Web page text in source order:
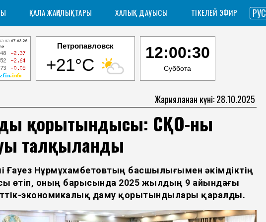
ҚАЛА ЖАҢАЛЫҚТАРЫ ХАЛЫҚ ДАУЫСЫ ТІКЕЛЕЙ ЭФИР РУС
Петропавловск
+21°C
12:00:31
Суббота
Жарияланған күні: 28.10.2025
қорытындысы: СҚО-ның
талқыланды
Ғауез Нұрмұхамбетовтың басшылығымен әкімдіктің
өтіп, оның барысында 2025 жылдың 9 айындағы
экономикалық даму қорытындылары қаралды.